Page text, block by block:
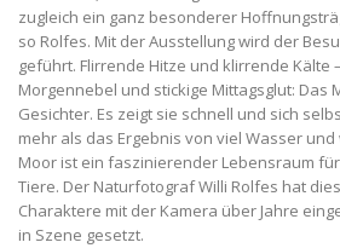
zugleich ein ganz besonderer
so Rolfes. Mit der Ausstellung wird der
geführt. Flirrende Hitze und klirrende Kälte
Morgennebel und stickige Mittagsglut: Das
Gesichter. Es zeigt sie schnell und sich
mehr als das Ergebnis von viel Wasser
Moor ist ein faszinierender Lebensraum
Tiere. Der Naturfotograf Willi Rolfes hat
Charaktere mit der Kamera über Jahre
in Szene gesetzt.